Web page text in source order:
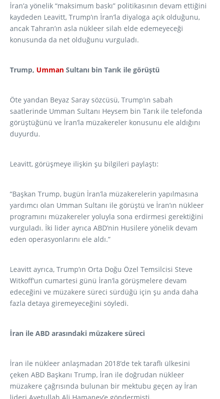
İran’a yönelik “maksimum baskı” politikasının devam ettiğini
kaydeden Leavitt, Trump’ın İran’la diyaloga açık olduğunu,
ancak Tahran’ın asla nükleer silah elde edemeyeceği
konusunda da net olduğunu vurguladı.
Trump, Umman Sultanı bin Tarık ile görüştü
Öte yandan Beyaz Saray sözcüsü, Trump’ın sabah
saatlerinde Umman Sultanı Heysem bin Tarık ile telefonda
görüştüğünü ve İran’la müzakereler konusunu ele aldığını
duyurdu.
Leavitt, görüşmeye ilişkin şu bilgileri paylaştı:
“Başkan Trump, bugün İran’la müzakerelerin yapılmasına
yardımcı olan Umman Sultanı ile görüştü ve İran’ın nükleer
programını müzakereler yoluyla sona erdirmesi gerektiğini
vurguladı. İki lider ayrıca ABD’nin Husilere yönelik devam
eden operasyonlarını ele aldı.”
Leavitt ayrıca, Trump’ın Orta Doğu Özel Temsilcisi Steve
Witkoff’un cumartesi günü İran’la görüşmelere devam
edeceğini ve müzakere süreci sürdüğü için şu anda daha
fazla detaya giremeyeceğini söyledi.
İran ile ABD arasındaki müzakere süreci
İran ile nükleer anlaşmadan 2018’de tek taraflı ülkesini
çeken ABD Başkanı Trump, İran ile doğrudan nükleer
müzakere çağrısında bulunan bir mektubu geçen ay İran
lideri Ayetullah Ali Hamaney’e göndermişti.